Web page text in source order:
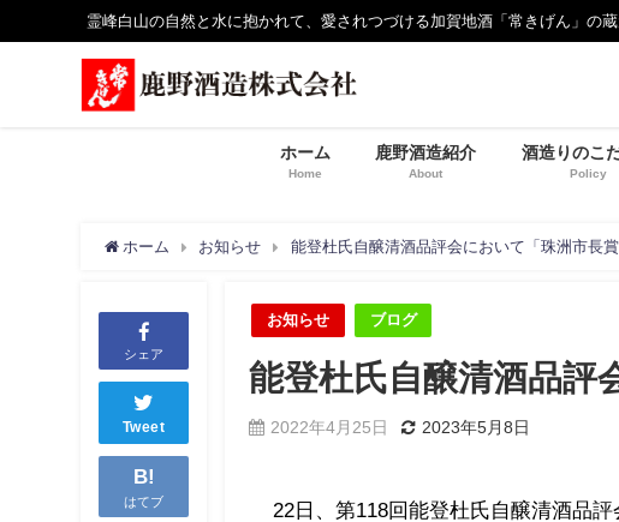
霊峰白山の自然と水に抱かれて、愛されつづける加賀地酒「常きげん」の
ホーム
Home
鹿野酒造紹介
About
酒造りのこ
Policy
ホーム お知らせ 能登杜氏自醸清酒品評会において「珠洲市長賞
シェア
Tweet
B!
はてブ
お知らせ ブログ
能登杜氏自醸清酒品評
2022年4月25日 2023年5月8日
22日、第118回能登杜氏自醸清酒品